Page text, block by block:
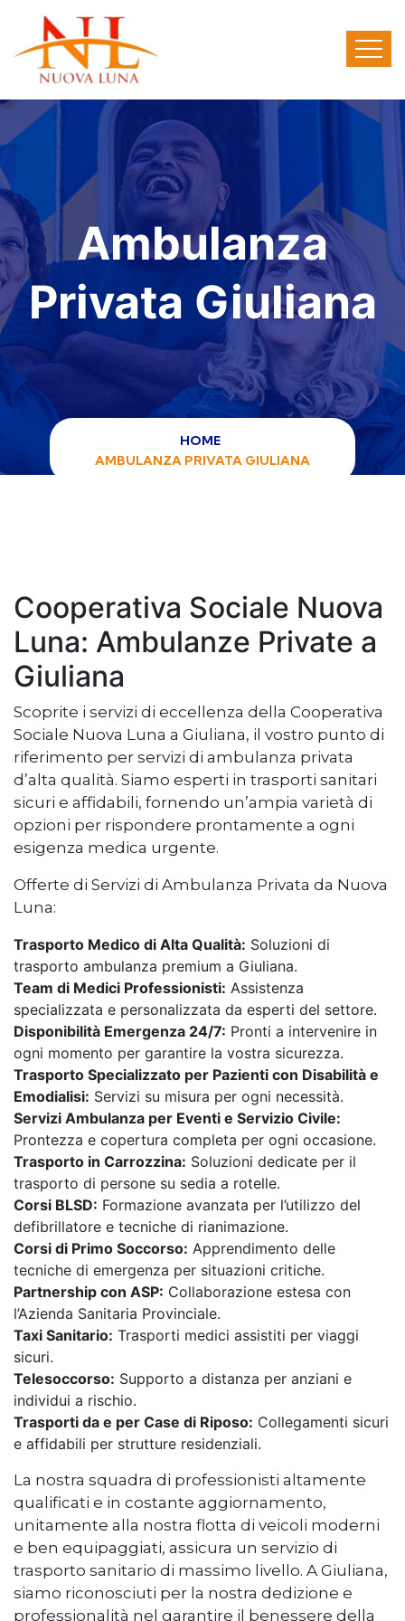
Ambulanza
Privata Giuliana
HOME
AMBULANZA PRIVATA GIULIANA
Cooperativa Sociale Nuova
Luna: Ambulanze Private a
Giuliana
Scoprite i servizi di eccellenza della Cooperativa
Sociale Nuova Luna a Giuliana, il vostro punto di
riferimento per servizi di ambulanza privata
d’alta qualità. Siamo esperti in trasporti sanitari
sicuri e affidabili, fornendo un’ampia varietà di
opzioni per rispondere prontamente a ogni
esigenza medica urgente.
Offerte di Servizi di Ambulanza Privata da Nuova
Luna:
Trasporto Medico di Alta Qualità: Soluzioni di
trasporto ambulanza premium a Giuliana.
Team di Medici Professionisti: Assistenza
specializzata e personalizzata da esperti del settore.
Disponibilità Emergenza 24/7: Pronti a intervenire in
ogni momento per garantire la vostra sicurezza.
Trasporto Specializzato per Pazienti con Disabilità e
Emodialisi: Servizi su misura per ogni necessità.
Servizi Ambulanza per Eventi e Servizio Civile:
Prontezza e copertura completa per ogni occasione.
Trasporto in Carrozzina: Soluzioni dedicate per il
trasporto di persone su sedia a rotelle.
Corsi BLSD: Formazione avanzata per l’utilizzo del
defibrillatore e tecniche di rianimazione.
Corsi di Primo Soccorso: Apprendimento delle
tecniche di emergenza per situazioni critiche.
Partnership con ASP: Collaborazione estesa con
l’Azienda Sanitaria Provinciale.
Taxi Sanitario: Trasporti medici assistiti per viaggi
sicuri.
Telesoccorso: Supporto a distanza per anziani e
individui a rischio.
Trasporti da e per Case di Riposo: Collegamenti sicuri
e affidabili per strutture residenziali.
La nostra squadra di professionisti altamente
qualificati e in costante aggiornamento,
unitamente alla nostra flotta di veicoli moderni
e ben equipaggiati, assicura un servizio di
trasporto sanitario di massimo livello. A Giuliana,
siamo riconosciuti per la nostra dedizione e
professionalità nel garantire il benessere della